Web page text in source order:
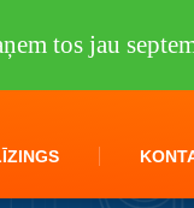
tos jau